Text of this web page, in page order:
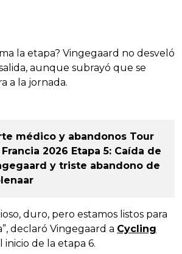
la etapa? Vingegaard no desveló
aunque subrayó que se
a la jornada.
médico y abandonos Tour
2026 Etapa 5: Caída de
y triste abandono de
duro, pero estamos listos para
declaró Vingegaard a Cycling
inicio de la etapa 6.